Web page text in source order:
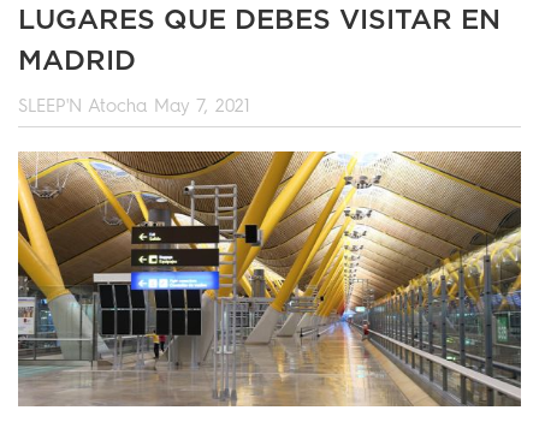
LUGARES QUE DEBES VISITAR EN
MADRID
SLEEP'N Atocha May 7, 2021